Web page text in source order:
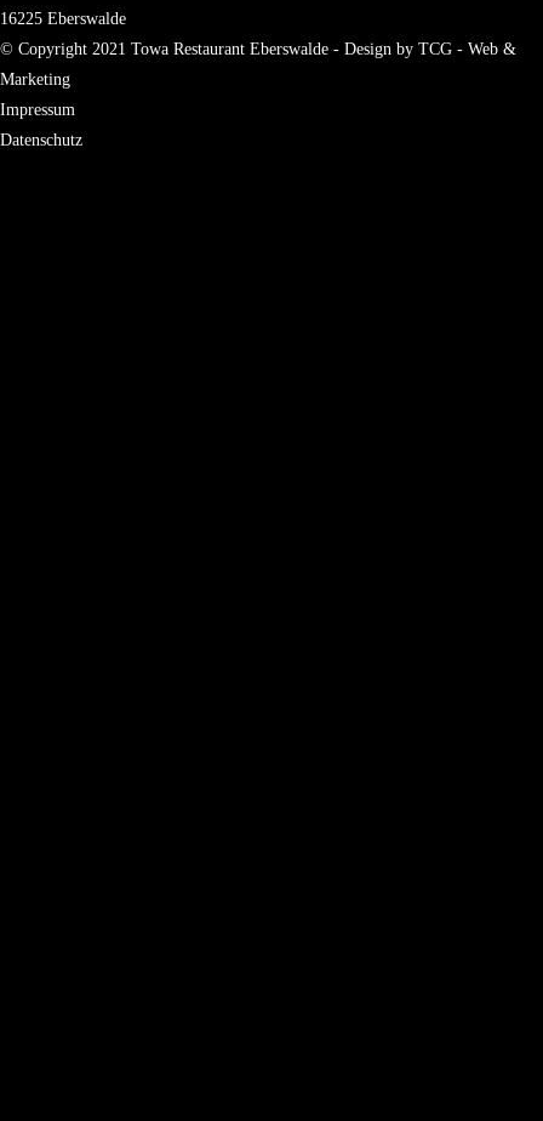
16225 Eberswalde
© Copyright 2021 Towa Restaurant Eberswalde - Design by TCG - Web &
Marketing
Impressum
Datenschutz